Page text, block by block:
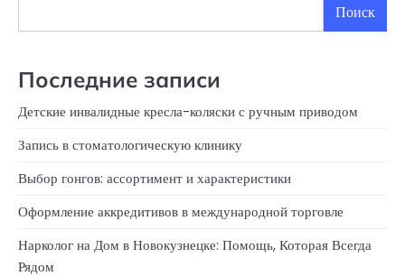
Поиск
Последние записи
Детские инвалидные кресла-коляски с ручным приводом
Запись в стоматологическую клинику
Выбор гонгов: ассортимент и характеристики
Оформление аккредитивов в международной торговле
Нарколог на Дом в Новокузнецке: Помощь, Которая Всегда
Рядом